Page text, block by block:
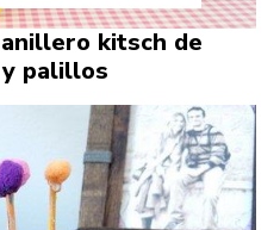
kitsch de
palillos